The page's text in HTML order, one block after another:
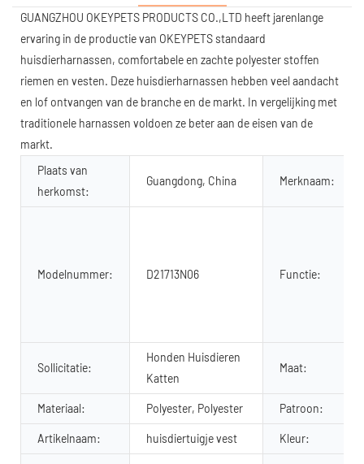
GUANGZHOU OKEYPETS PRODUCTS CO.,LTD heeft jarenlange
ervaring in de productie van OKEYPETS standaard
huisdierharnassen, comfortabele en zachte polyester stoffen
riemen en vesten. Deze huisdierharnassen hebben veel aandacht
en lof ontvangen van de branche en de markt. In vergelijking met
traditionele harnassen voldoen ze beter aan de eisen van de
markt.
Plaats van
herkomst:
Guangdong, China Merknaam:
Modelnummer: D21713N06 Functie:
Sollicitatie:
Honden Huisdieren
Katten
Maat:
Materiaal: Polyester, Polyester Patroon:
Artikelnaam: huisdiertuigje vest Kleur: